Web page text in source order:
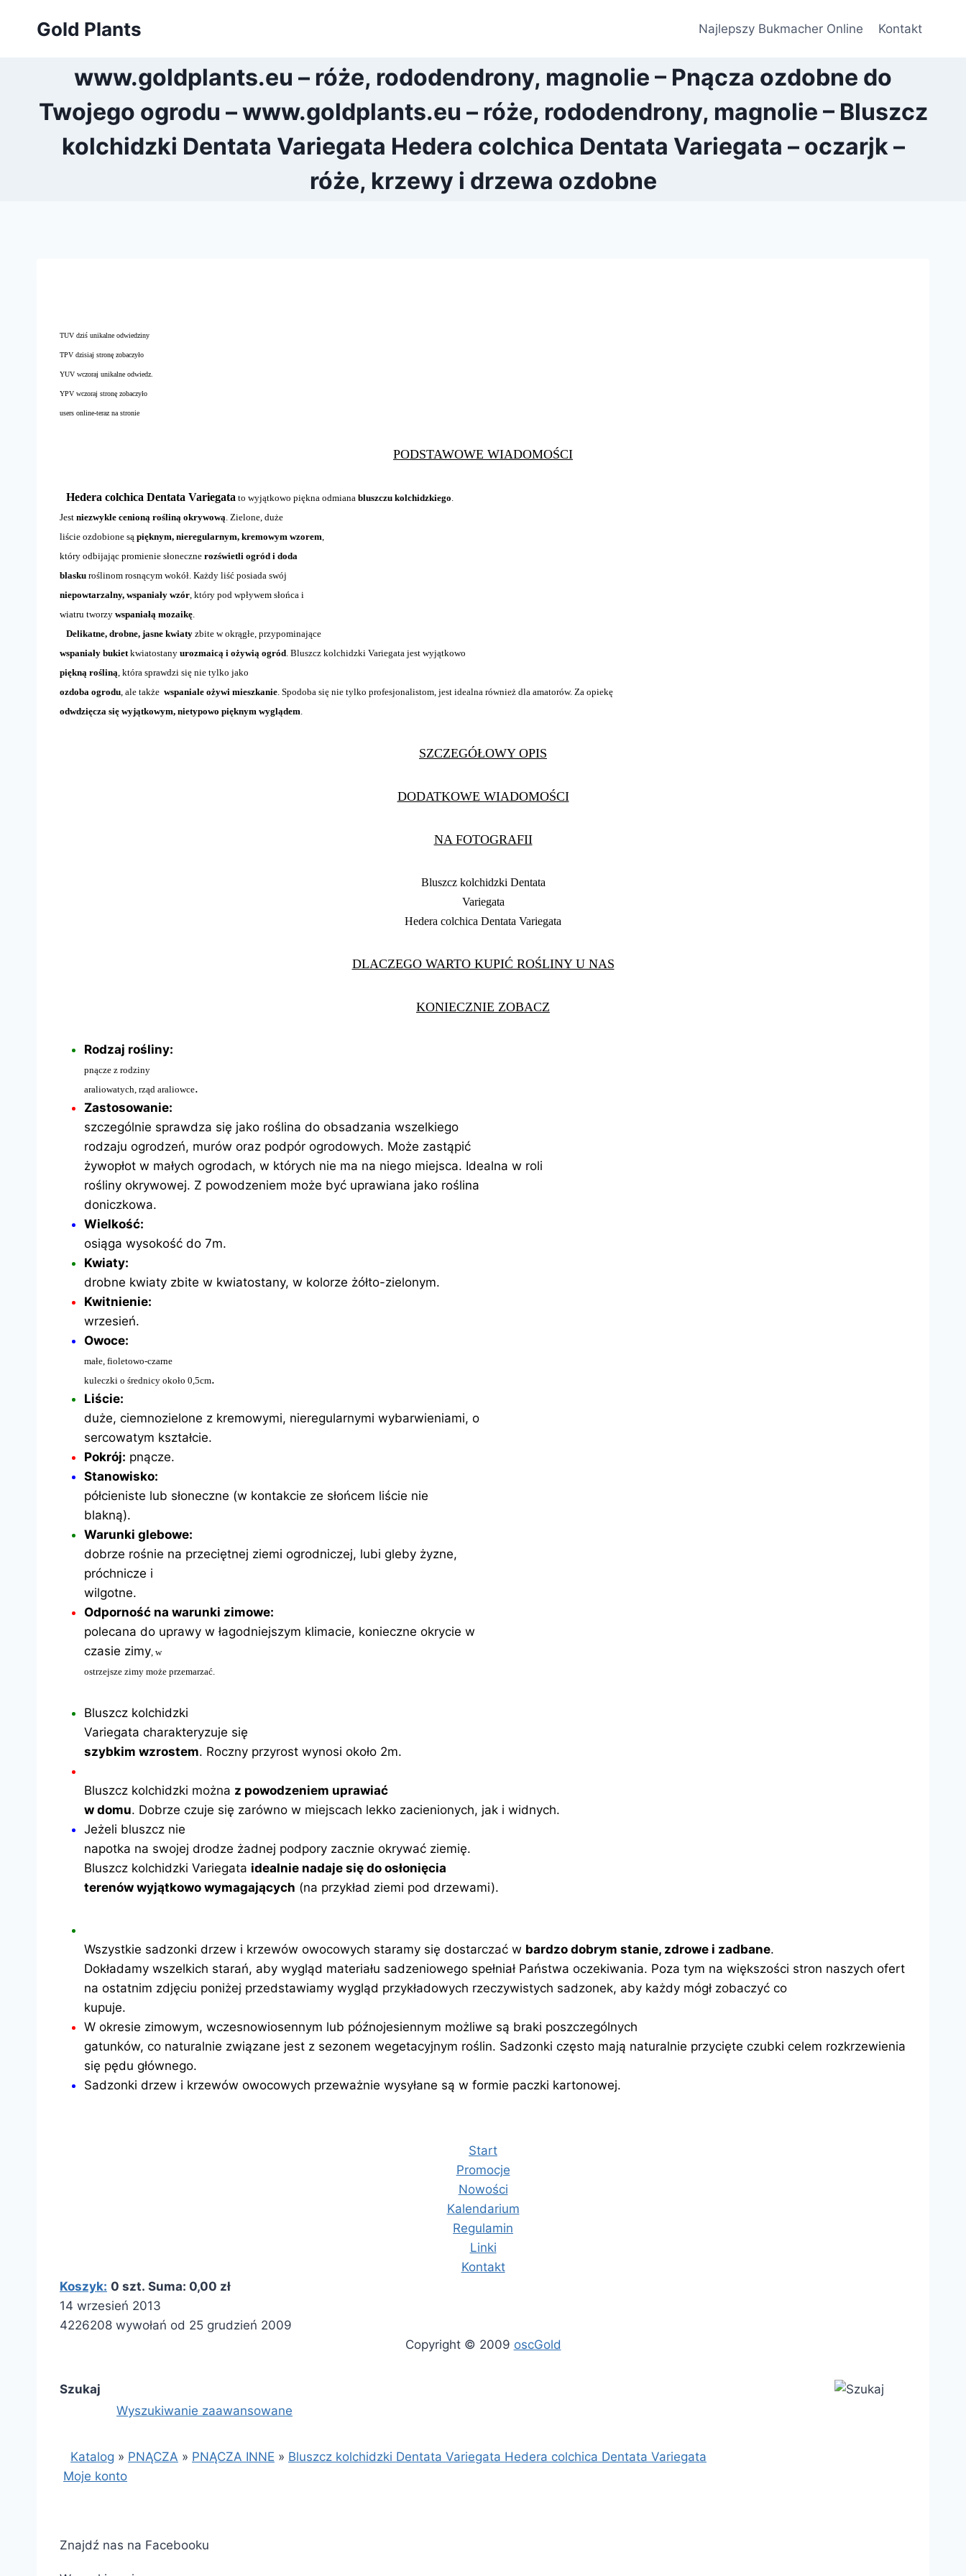
Gold Plants Najlepszy Bukmacher Online Kontakt
www.goldplants.eu – róże, rododendrony, magnolie – Pnącza ozdobne do
Twojego ogrodu – www.goldplants.eu – róże, rododendrony, magnolie – Bluszcz
kolchidzki Dentata Variegata Hedera colchica Dentata Variegata – oczarjk –
róże, krzewy i drzewa ozdobne
TUV dziś unikalne odwiedziny
TPV dzisiaj stronę zobaczyło
YUV wczoraj unikalne odwiedz.
YPV wczoraj stronę zobaczyło
users online-teraz na stronie
PODSTAWOWE WIADOMOŚCI
Hedera colchica Dentata Variegata to wyjątkowo piękna odmiana bluszczu kolchidzkiego.
Jest niezwykle cenioną rośliną okrywową. Zielone, duże
liście ozdobione są pięknym, nieregularnym, kremowym wzorem,
który odbijając promienie słoneczne rozświetli ogród i doda
blasku roślinom rosnącym wokół. Każdy liść posiada swój
niepowtarzalny, wspaniały wzór, który pod wpływem słońca i
wiatru tworzy wspaniałą mozaikę.
Delikatne, drobne, jasne kwiaty zbite w okrągłe, przypominające
wspaniały bukietkwiatostany urozmaicą i ożywią ogród. Bluszcz kolchidzki Variegata jest wyjątkowo
piękną rośliną, która sprawdzi się nie tylko jako
ozdoba ogrodu, ale także wspaniale ożywi mieszkanie. Spodoba się nie tylko profesjonalistom, jest idealna również dla amatorów. Za opiekę
odwdzięcza się wyjątkowym, nietypowo pięknym wyglądem.
SZCZEGÓŁOWY OPIS
DODATKOWE WIADOMOŚCI
NA FOTOGRAFII
Bluszcz kolchidzki Dentata
Variegata
Hedera colchica Dentata Variegata
DLACZEGO WARTO KUPIĆ ROŚLINY U NAS
KONIECZNIE ZOBACZ
Rodzaj rośliny:
pnącze z rodziny
araliowatych, rząd araliowce.
Zastosowanie:
szczególnie sprawdza się jako roślina do obsadzania wszelkiego
rodzaju ogrodzeń, murów oraz podpór ogrodowych. Może zastąpić
żywopłot w małych ogrodach, w których nie ma na niego miejsca. Idealna w roli
rośliny okrywowej. Z powodzeniem może być uprawiana jako roślina
doniczkowa.
Wielkość:
osiąga wysokość do 7m.
Kwiaty:
drobne kwiaty zbite w kwiatostany, w kolorze żółto-zielonym.
Kwitnienie:
wrzesień.
Owoce:
małe, fioletowo-czarne
kuleczki o średnicy około 0,5cm.
Liście:
duże, ciemnozielone z kremowymi, nieregularnymi wybarwieniami, o
sercowatym kształcie.
Pokrój: pnącze.
Stanowisko:
półcieniste lub słoneczne (w kontakcie ze słońcem liście nie
blakną).
Warunki glebowe:
dobrze rośnie na przeciętnej ziemi ogrodniczej, lubi gleby żyzne,
próchnicze i
wilgotne.
Odporność na warunki zimowe:
polecana do uprawy w łagodniejszym klimacie, konieczne okrycie w
czasie zimy, w
ostrzejsze zimy może przemarzać.
Bluszcz kolchidzki
Variegata charakteryzuje się
szybkim wzrostem. Roczny przyrost wynosi około 2m.
Bluszcz kolchidzki można z powodzeniem uprawiać
w domu. Dobrze czuje się zarówno w miejscach lekko zacienionych, jak i widnych.
Jeżeli bluszcz nie
napotka na swojej drodze żadnej podpory zacznie okrywać ziemię.
Bluszcz kolchidzki Variegata idealnie nadaje się do osłonięcia
terenów wyjątkowo wymagających (na przykład ziemi pod drzewami).
Wszystkie sadzonki drzew i krzewów owocowych staramy się dostarczać w bardzo dobrym stanie, zdrowe i zadbane.
Dokładamy wszelkich starań, aby wygląd materiału sadzeniowego spełniał Państwa oczekiwania. Poza tym na większości stron naszych ofert
na ostatnim zdjęciu poniżej przedstawiamy wygląd przykładowych rzeczywistych sadzonek, aby każdy mógł zobaczyć co
kupuje.
W okresie zimowym, wczesnowiosennym lub późnojesiennym możliwe są braki poszczególnych
gatunków, co naturalnie związane jest z sezonem wegetacyjnym roślin. Sadzonki często mają naturalnie przycięte czubki celem rozkrzewienia
się pędu głównego.
Sadzonki drzew i krzewów owocowych przeważnie wysyłane są w formie paczki kartonowej.
Start
Promocje
Nowości
Kalendarium
Regulamin
Linki
Kontakt
Koszyk: 0 szt. Suma: 0,00 zł
14 wrzesień 2013
4226208 wywołań od 25 grudzień 2009
Copyright © 2009 oscGold
Szukaj
Wyszukiwanie zaawansowane
Katalog » PNĄCZA » PNĄCZA INNE » Bluszcz kolchidzki Dentata Variegata Hedera colchica Dentata Variegata
Moje konto
Znajdź nas na Facebooku